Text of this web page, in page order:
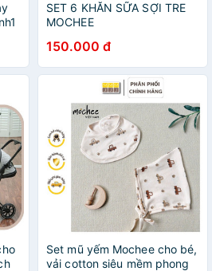
SET 6 KHĂN SỮA SỢI TRE
MOCHEE
150.000 đ
Set mũ yếm Mochee cho bé,
vải cotton siêu mềm phong